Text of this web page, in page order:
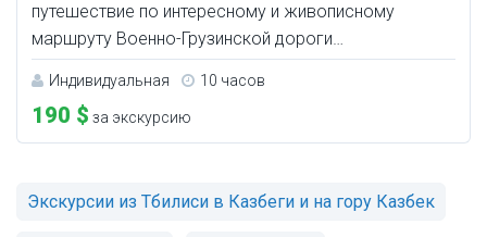
путешествие по интересному и живописному
маршруту Военно-Грузинской дороги…
Индивидуальная 10 часов
190 $ за экскурсию
Экскурсии из Тбилиси в Казбеги и на гору Казбек